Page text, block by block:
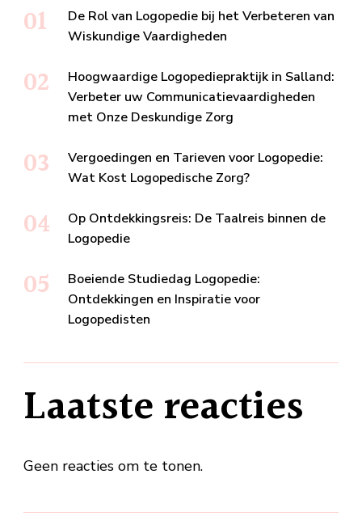
De Rol van Logopedie bij het Verbeteren van
Wiskundige Vaardigheden
Hoogwaardige Logopediepraktijk in Salland:
Verbeter uw Communicatievaardigheden
met Onze Deskundige Zorg
Vergoedingen en Tarieven voor Logopedie:
Wat Kost Logopedische Zorg?
Op Ontdekkingsreis: De Taalreis binnen de
Logopedie
Boeiende Studiedag Logopedie:
Ontdekkingen en Inspiratie voor
Logopedisten
Laatste reacties
Geen reacties om te tonen.